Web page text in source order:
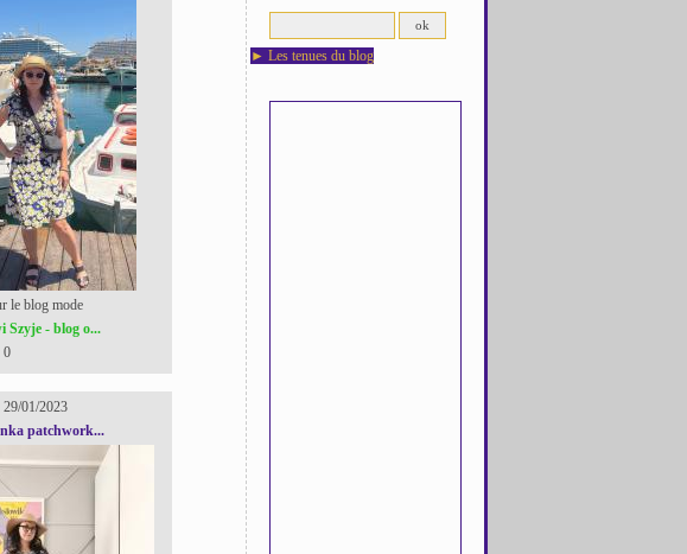
le blog mode
Szyje - blog o...
0
29/01/2023
patchwork...
► Les tenues du blog